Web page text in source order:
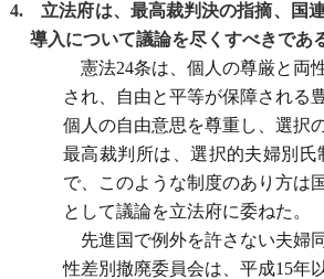
4. 立法府は、最高裁判決の指摘、国
導入について議論を尽くすべきであ
憲法24条は、個人の尊厳と両
され、自由と平等が保障される
個人の自由意思を尊重し、選択
最高裁判所は、選択的夫婦別
で、このような制度のあり方は
として議論を立法府に委ねた。
先進国で例外を許さない夫婦
性差別撤廃委員会は、平成15年